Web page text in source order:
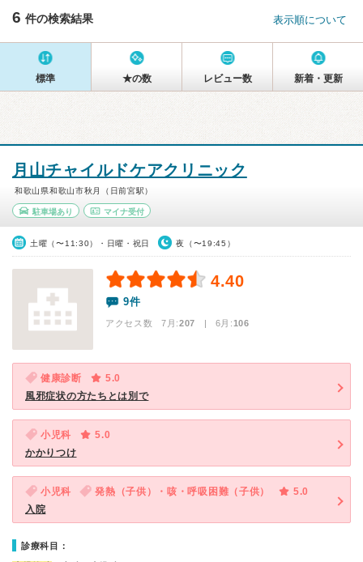
6 件の検索結果 表示順について
標準 ★の数 レビュー数 新着・更新
月山チャイルドケアクリニック
和歌山県和歌山市秋月（日前宮駅）
駐車場あり マイナ受付
土曜（〜11:30）・日曜・祝日 夜（〜19:45）
4.40
9件
アクセス数 7月:207 | 6月:106
健康診断
5.0
風邪症状の方たちとは別で
小児科
5.0
かかりつけ
小児科 発熱（子供）・咳・呼吸困難（子供）
5.0
入院
診療科目：